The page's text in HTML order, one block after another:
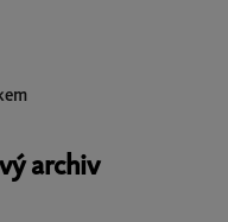
archiv